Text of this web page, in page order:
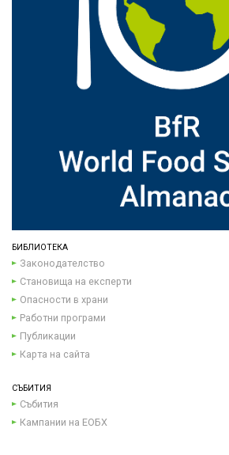
БИБЛИОТЕКА
Законодателство
Становища на експерти
Опасности в храни
Работни програми
Публикации
Карта на сайта
СЪБИТИЯ
Събития
Кампании на ЕОБХ